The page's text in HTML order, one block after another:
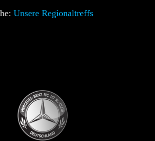
Unsere Regionaltreffs